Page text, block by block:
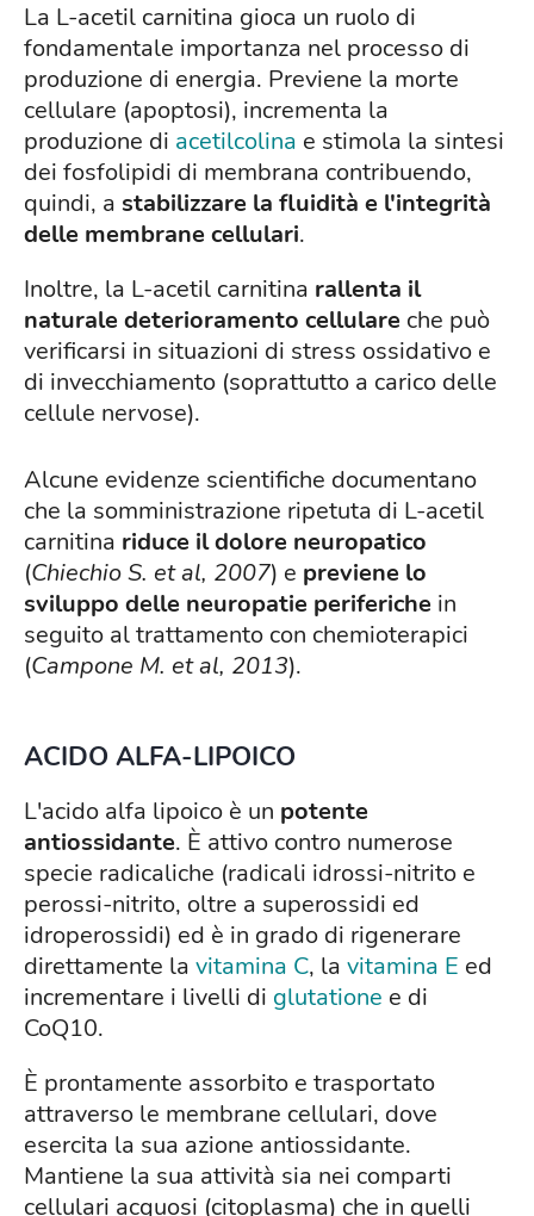
La L-acetil carnitina gioca un ruolo di
fondamentale importanza nel processo di
produzione di energia. Previene la morte
cellulare (apoptosi), incrementa la
produzione di acetilcolina e stimola la sintesi
dei fosfolipidi di membrana contribuendo,
quindi, a stabilizzare la fluidità e l'integrità
delle membrane cellulari.
Inoltre, la L-acetil carnitina rallenta il
naturale deterioramento cellulare che può
verificarsi in situazioni di stress ossidativo e
di invecchiamento (soprattutto a carico delle
cellule nervose).
Alcune evidenze scientifiche documentano
che la somministrazione ripetuta di L-acetil
carnitina riduce il dolore neuropatico
(Chiechio S. et al, 2007) e previene lo
sviluppo delle neuropatie periferiche in
seguito al trattamento con chemioterapici
(Campone M. et al, 2013).
ACIDO ALFA-LIPOICO
L'acido alfa lipoico è un potente
antiossidante. È attivo contro numerose
specie radicaliche (radicali idrossi-nitrito e
perossi-nitrito, oltre a superossidi ed
idroperossidi) ed è in grado di rigenerare
direttamente la vitamina C, la vitamina E ed
incrementare i livelli di glutatione e di
CoQ10.
È prontamente assorbito e trasportato
attraverso le membrane cellulari, dove
esercita la sua azione antiossidante.
Mantiene la sua attività sia nei comparti
cellulari acquosi (citoplasma) che in quelli